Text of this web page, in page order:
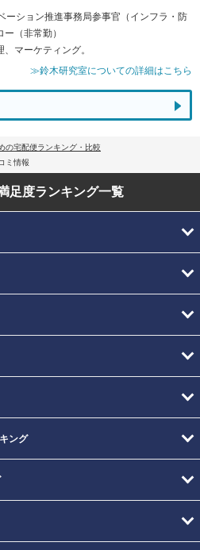
ーション推進事務局参事官（インフラ・防
（非常勤）
マーケティング。
≫鈴木研究室についての詳細はこちら
の宅配便ランキング・比較
ミ情報
足度ランキング一覧
ング